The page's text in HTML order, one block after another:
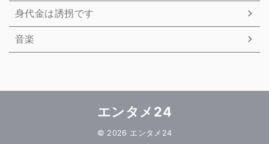
身代金は誘拐です
音楽
エンタメ24
© 2026 エンタメ24